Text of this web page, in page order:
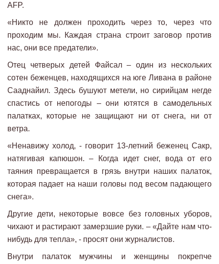
AFP.
«Никто не должен проходить через то, через что
проходим мы. Каждая страна строит заговор против
нас, они все предатели».
Отец четверых детей Файсал – один из нескольких
сотен беженцев, находящихся на юге Ливана в районе
Сааднайил. Здесь бушуют метели, но сирийцам негде
спастись от непогоды – они ютятся в самодельных
палатках, которые не защищают ни от снега, ни от
ветра.
«Ненавижу холод, - говорит 13-летний беженец Сакр,
натягивая капюшон. – Когда идет снег, вода от его
таяния превращается в грязь внутри наших палаток,
которая падает на наши головы под весом падающего
снега».
Другие дети, некоторые вовсе без головных уборов,
чихают и растирают замерзшие руки. – «Дайте нам что-
нибудь для тепла», - просят они журналистов.
Внутри палаток мужчины и женщины покрепче